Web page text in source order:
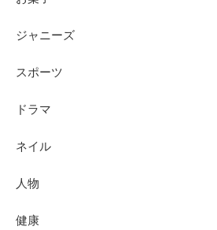
ジャニーズ
スポーツ
ドラマ
ネイル
人物
健康